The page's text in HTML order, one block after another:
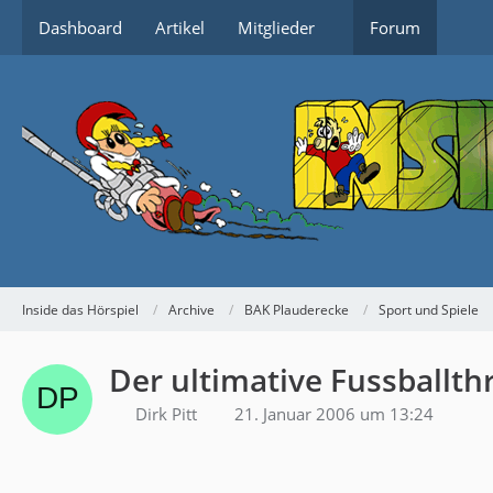
Dashboard Artikel Mitglieder Forum
Inside das Hörspiel Archive BAK Plauderecke Sport und Spiele
Der ultimative
Dirk Pitt 21. Januar 2006 um 13:24